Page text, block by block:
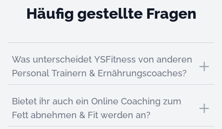
Häufig gestellte Fragen
Was unterscheidet YSFitness von anderen
Personal Trainern & Ernährungscoaches?
Bietet ihr auch ein Online Coaching zum
Fett abnehmen & Fit werden an?